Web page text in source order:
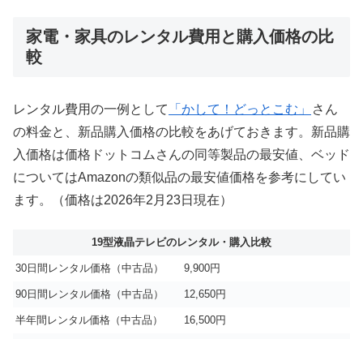
家電・家具のレンタル費用と購入価格の比
較
レンタル費用の一例として 「かして！どっとこむ」
さん
の料金と、新品購入価格の比較をあげておきます。新品購
入価格は価格ドットコムさんの同等製品の最安値、ベッド
についてはAmazonの類似品の最安値価格を参考にしてい
ます。（価格は2026年2月23日現在）
19型液晶テレビのレンタル・購入比較
30日間レンタル価格（中古品） 9,900円
90日間レンタル価格（中古品） 12,650円
半年間レンタル価格（中古品） 16,500円